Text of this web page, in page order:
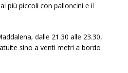
più piccoli con palloncini e il
dalle 21.30 alle 23.30,
sino a venti metri a bordo